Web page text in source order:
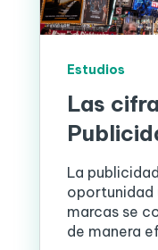
Estudios
Las
La
oportunidad
marcas se
de manera